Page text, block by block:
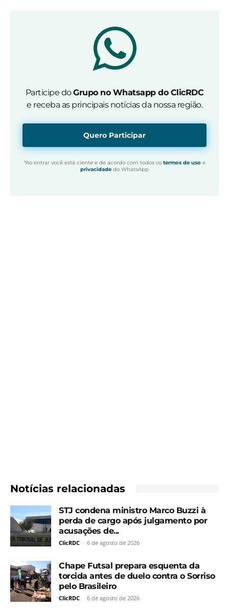
Participe doGrupo no Whatsapp do ClicRDC
e receba as principais notícias da nossa região.
Quero Participar
*Ao entrar você está ciente e de acordo com todos os termos de usoe
privacidade do WhatsApp
Notícias relacionadas
STJ condena ministro Marco Buzzi à
perda de cargo após julgamento por
acusações de...
ClicRDC - 6 de agosto de 2026
Chape Futsal prepara esquenta da
torcida antes de duelo contra o Sorriso
pelo Brasileiro
ClicRDC - 6 de agosto de 2026